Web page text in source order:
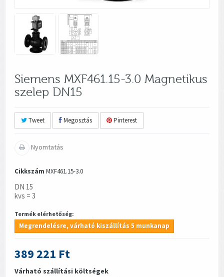
Siemens MXF461.15-3.0 Magnetikus
szelep DN15
Tweet Megosztás Pinterest
Nyomtatás
Cikkszám MXF461.15-3.0
DN 15
kvs = 3
Termék elérhetőség:
Megrendelésre, várható kiszállítás 5 munkanap
389 221 Ft
Várható szállítási költségek